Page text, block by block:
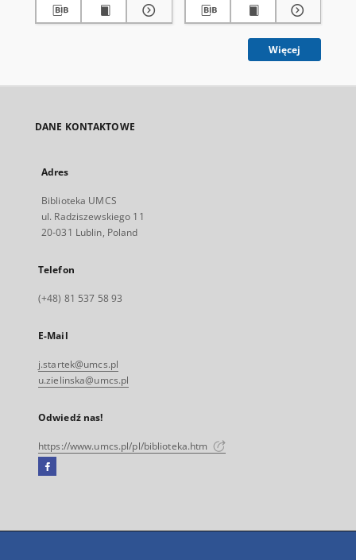
Więcej
DANE KONTAKTOWE
Adres
Biblioteka UMCS
ul. Radziszewskiego 11
20-031 Lublin, Poland
Telefon
(+48) 81 537 58 93
E-Mail
j.startek@umcs.pl
u.zielinska@umcs.pl
Odwiedź nas!
https://www.umcs.pl/pl/biblioteka.htm
Facebook
się